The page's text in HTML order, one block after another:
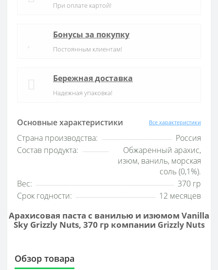
Основные характеристики Все характеристики
Страна производства:
Россия
Состав продукта:
Обжаренный арахис,
изюм, ваниль, морская
соль (0,1%).
Вес:
370 гр
Срок годности:
12 месяцев
При оплате картой!
Бонусы за покупку
Постоянным клиентам!
Бережная доставка
Надежная упаковка!
Арахисовая паста с ванилью и изюмом Vanilla
Sky Grizzly Nuts, 370 гр компании Grizzly Nuts
Обзор товара